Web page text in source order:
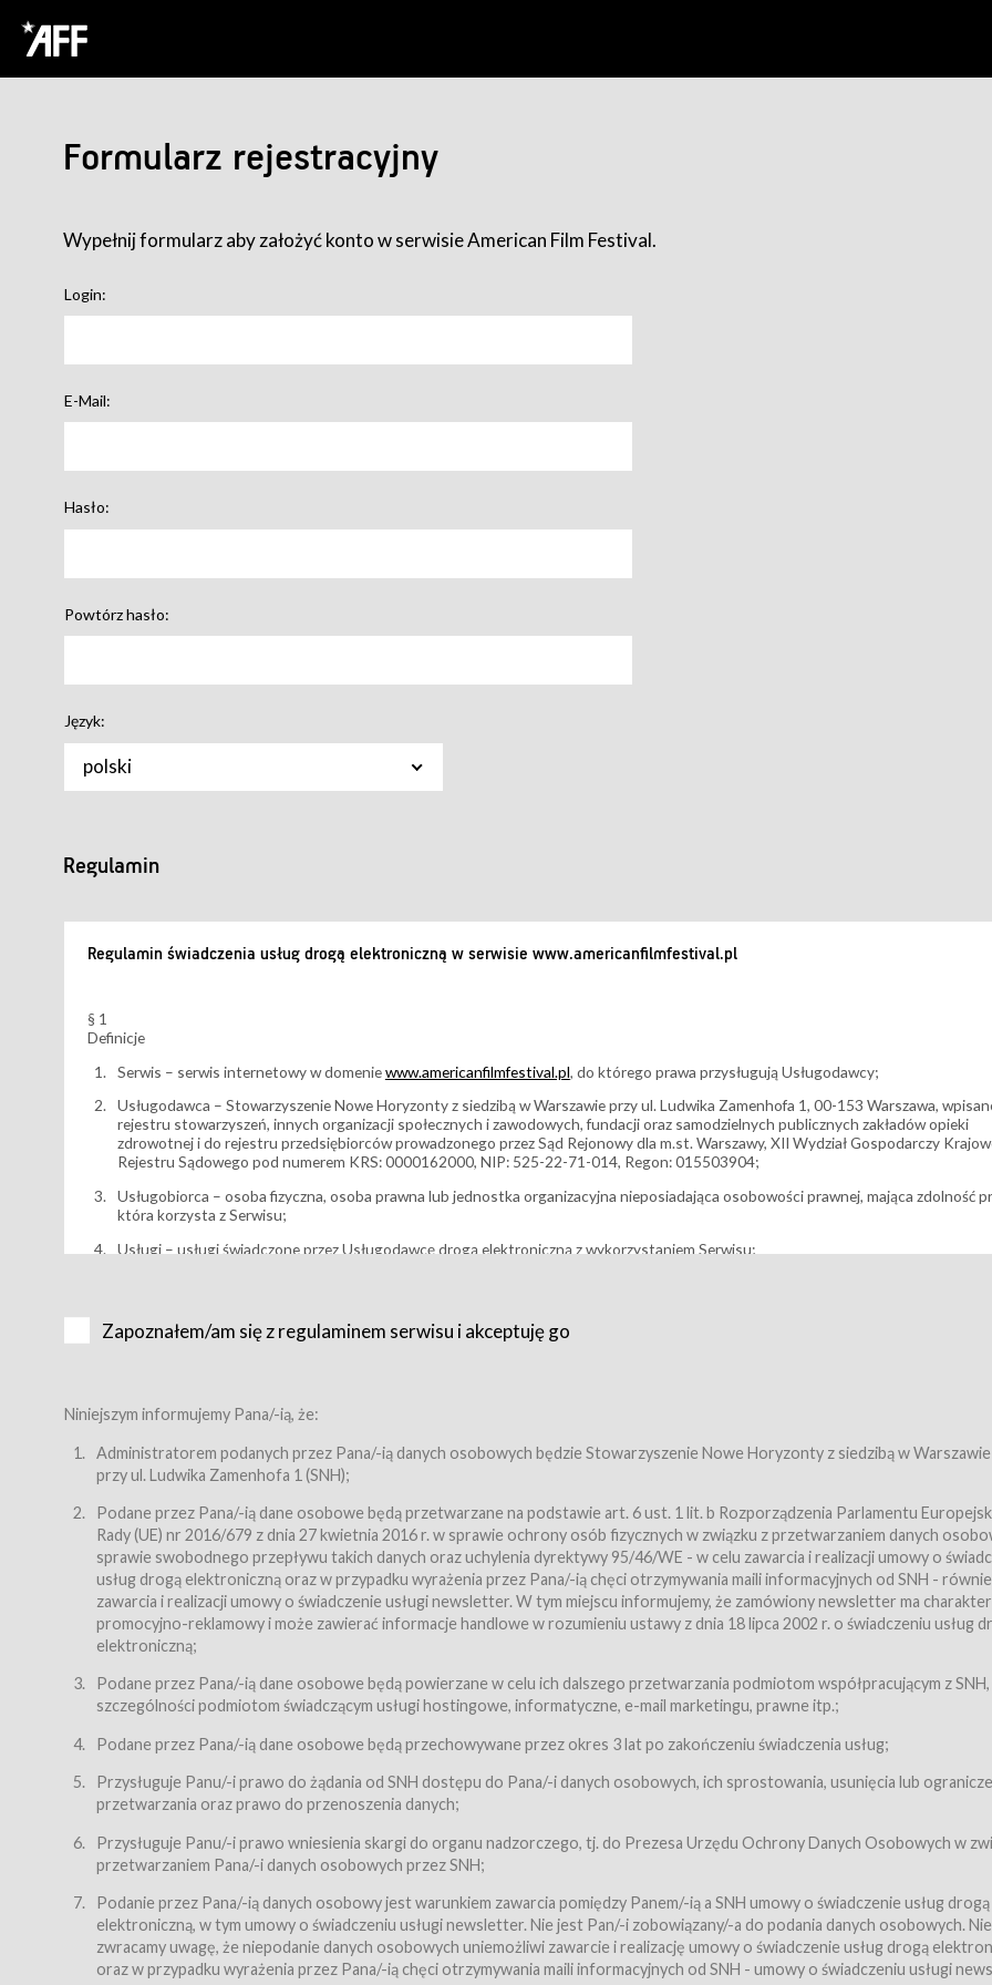
Formularz rejestracyjny
Wypełnij formularz aby założyć konto w serwisie American Film Festival.
Login:
E-Mail:
Hasło:
Powtórz hasło:
Język:
polski
Regulamin
Regulamin świadczenia usług drogą elektroniczną w serwisie www.americanfilmfestival.pl
§ 1
Definicje
Serwis – serwis internetowy w domeniewww.americanfilmfestival.pl, do którego prawa przysługują Usługodawcy;
Usługodawca – Stowarzyszenie Nowe Horyzonty z siedzibą w Warszawie przy ul. Ludwika Zamenhofa 1, 00-153 Warszawa,
rejestru stowarzyszeń, innych organizacji społecznych i zawodowych, fundacji oraz samodzielnych publicznych zakładów opieki
zdrowotnej i do rejestru przedsiębiorców prowadzonego przez Sąd Rejonowy dla m.st. Warszawy, XII Wydział Gospodarczy
Rejestru Sądowego pod numerem KRS: 0000162000, NIP: 525-22-71-014, Regon: 015503904;
Usługobiorca – osoba fizyczna, osoba prawna lub jednostka organizacyjna nieposiadająca osobowości prawnej, mająca zdolność
która korzysta z Serwisu;
Usługi – usługi świadczone przez Usługodawcę drogą elektroniczną z wykorzystaniem Serwisu;
Karnety – wybrane dokumenty potwierdzające zawarcie umowy z Usługodawcą i uprawniające do wzięcia udziału w Wydarzeniu,
Bilety – wybrane dokumenty potwierdzające zawarcie umowy z Usługodawcą i uprawniające do wzięcia udziału w Wydarzeniu,
przewidziane przez Usługodawcę dla danego Wydarzenia, tj. uprawniające do uczestnictwa w wielu albo w pojedynczych seansach
filmowych, wydarzeniach specjalnych i koncertach;
Sklep – sklep internetowy prowadzony przez Usługodawcę w Serwisie;
Regulamin – niniejszy regulamin.
§ 2
Postanowienia ogólne
Regulamin określa zasady:
świadczenia Usługobiorcom Usług przez Usługodawcę, z zastrzeżeniem usług, o których mowa w ust. 2 pkt. 4 i 5 poniżej,
zasady świadczenia precyzują odrębne regulaminy,
przetwarzania przez Usługodawcę danych osobowych Usługobiorców będących osobami fizycznymi.
Usługodawca świadczy w szczególności następujące Usługi:Usługodawca świadczy Usługi drogą elektroniczną w rozumieniu
dnia 18 lipca 2002 r. o świadczeniu usług drogą elektroniczną (Dz.U. z 2002 r., Nr 144, poz. 1204, z późń. zm.). Usługi świadczone są
nieodpłatnie.
usługę przeglądania i odczytywania przez Usługobiorców materiałów zamieszczanych w Serwisie,
usługę newsletter,
usługę zawierania na odległość umów nabycia Karnetów i Biletów,
usługę zawierania na odległość umów sprzedaży w Sklepie.
Usługodawca świadczy Usługi drogą elektroniczną w rozumieniu ustawy z dnia 18 lipca 2002 r. o świadczeniu usług drogą
(Dz.U. z 2002 r., Nr 144, poz. 1204, z późń. zm.). Usługi świadczone są nieodpłatnie.
Zapoznałem/am się z regulaminem serwisu i akceptuję go
Niniejszym informujemy Pana/-ią, że:
Administratorem podanych przez Pana/-ią danych osobowych będzie Stowarzyszenie Nowe Horyzonty z siedzibą w
przy ul. Ludwika Zamenhofa 1 (SNH);
Podane przez Pana/-ią dane osobowe będą przetwarzane na podstawie art. 6 ust. 1 lit. b Rozporządzenia Parlamentu
Rady (UE) nr 2016/679 z dnia 27 kwietnia 2016 r. w sprawie ochrony osób fizycznych w związku z przetwarzaniem danych
sprawie swobodnego przepływu takich danych oraz uchylenia dyrektywy 95/46/WE - w celu zawarcia i realizacji umowy o
usług drogą elektroniczną oraz w przypadku wyrażenia przez Pana/-ią chęci otrzymywania maili informacyjnych od SNH -
zawarcia i realizacji umowy o świadczenie usługi newsletter. W tym miejscu informujemy, że zamówiony newsletter ma charakter
promocyjno-reklamowy i może zawierać informacje handlowe w rozumieniu ustawy z dnia 18 lipca 2002 r. o świadczeniu usług
elektroniczną;
Podane przez Pana/-ią dane osobowe będą powierzane w celu ich dalszego przetwarzania podmiotom współpracującym z
szczególności podmiotom świadczącym usługi hostingowe, informatyczne, e-mail marketingu, prawne itp.;
Podane przez Pana/-ią dane osobowe będą przechowywane przez okres 3 lat po zakończeniu świadczenia usług;
Przysługuje Panu/-i prawo do żądania od SNH dostępu do Pana/-i danych osobowych, ich sprostowania, usunięcia lub
przetwarzania oraz prawo do przenoszenia danych;
Przysługuje Panu/-i prawo wniesienia skargi do organu nadzorczego, tj. do Prezesa Urzędu Ochrony Danych Osobowych w
przetwarzaniem Pana/-i danych osobowych przez SNH;
Podanie przez Pana/-ią danych osobowy jest warunkiem zawarcia pomiędzy Panem/-ią a SNH umowy o świadczenie usług drogą
elektroniczną, w tym umowy o świadczeniu usługi newsletter. Nie jest Pan/-i zobowiązany/-a do podania danych osobowych.
zwracamy uwagę, że niepodanie danych osobowych uniemożliwi zawarcie i realizację umowy o świadczenie usług drogą
oraz w przypadku wyrażenia przez Pana/-ią chęci otrzymywania maili informacyjnych od SNH - umowy o świadczeniu usługi